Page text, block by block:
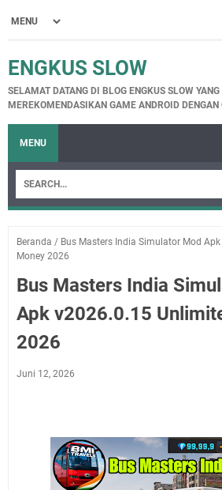
ENGKUS SLOW
SELAMAT DATANG DI BLOG ENGKUS SLOW
MEREKOMENDASIKAN GAME ANDROID
MENU
Beranda / Bus Masters India Simulator Mod
Money 2026
Bus Masters India
Apk v2026.0.15
2026
Juni 12, 2026